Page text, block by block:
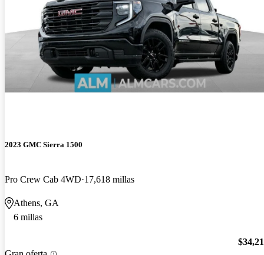
2023 GMC Sierra 1500
Pro Crew Cab 4WD 17,618 millas
Athens, GA
6 millas